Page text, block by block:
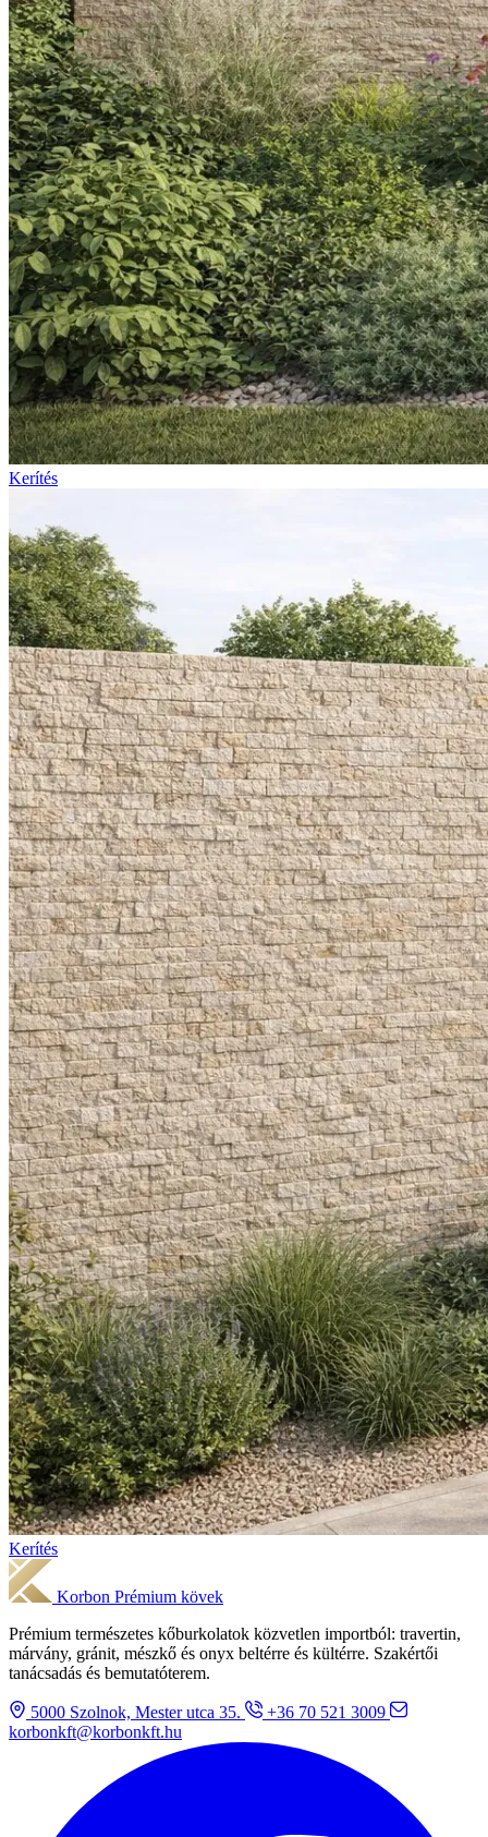
Kerítés
Kerítés
Korbon Prémium kövek
Prémium természetes kőburkolatok közvetlen importból: travertin,
márvány, gránit, mészkő és onyx beltérre és kültérre. Szakértői
tanácsadás és bemutatóterem.
5000 Szolnok, Mester utca 35.
+36 70 521 3009
korbonkft@korbonkft.hu